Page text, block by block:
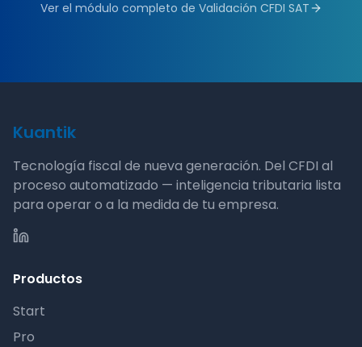
Ver el módulo completo de Validación CFDI SAT
Kuantik
Tecnología fiscal de nueva generación. Del CFDI al
proceso automatizado — inteligencia tributaria lista
para operar o a la medida de tu empresa.
Productos
Start
Pro